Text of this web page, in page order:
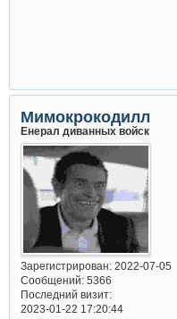
Мимокрокодилл
Енерал диванных войск
Зарегистрирован: 2022-07-05
Сообщений:5366
Последний визит:
2023-01-22 17:20:44